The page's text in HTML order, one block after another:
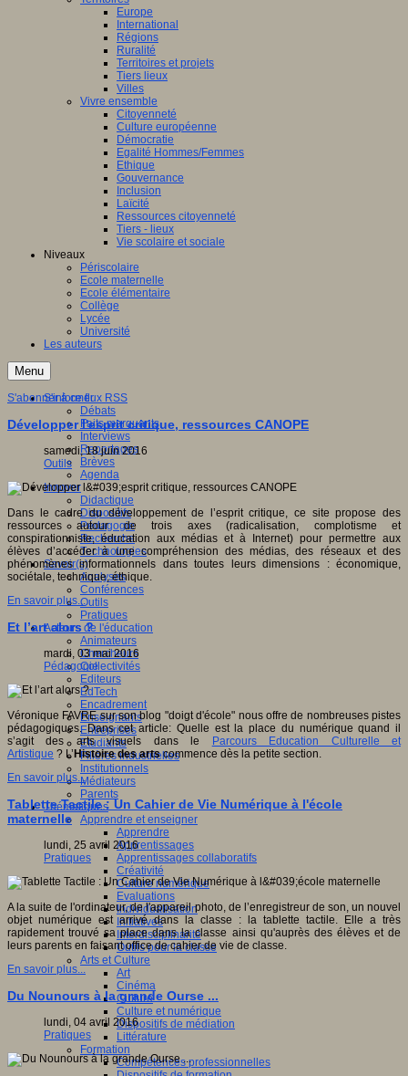
Europe
International
Régions
Ruralité
Territoires et projets
Tiers lieux
Villes
Vivre ensemble
Citoyenneté
Culture européenne
Démocratie
Egalité Hommes/Femmes
Ethique
Gouvernance
Inclusion
Laïcité
Ressources citoyenneté
Tiers - lieux
Vie scolaire et sociale
Niveaux
Périscolaire
Ecole maternelle
Ecole élémentaire
Collège
Lycée
Université
Les auteurs
Menu
S'informer
Débats
Faits marquants
Interviews
Reportages
Brèves
Agenda
Innover
Didactique
Dispositifs
Pédagogie
Recherche
Technologies
Savoir(s)
Analyses
Conférences
Outils
Pratiques
Acteurs de l'éducation
Animateurs
Chercheurs
Collectivités
Editeurs
EdTech
Encadrement
Enseignants
Entreprises
Etudiants
Filières industrielles
Institutionnels
Médiateurs
Parents
Thématiques
Apprendre et enseigner
Apprendre
Apprentissages
Apprentissages collaboratifs
Créativité
Culture numérique
Evaluations
Individualisation
Initiatives
Interdisciplinarité
Outils pour la classe
Arts et Culture
Art
Cinéma
Culture
Culture et numérique
Dispositifs de médiation
Littérature
Formation
Compétences professionnelles
S'abonner à ce flux RSS
Développer l'esprit critique, ressources CANOPE
samedi, 18 juin 2016
Outils
Dans le cadre du développement de l’esprit critique, ce site propose des
ressources autour de trois axes (radicalisation, complotisme et
conspirationniste, éducation aux médias et à Internet) pour permettre aux
élèves d’accéder à une compréhension des médias, des réseaux et des
phénomènes informationnels dans toutes leurs dimensions : économique,
sociétale, technique, éthique.
En savoir plus...
Et l’art alors ?
mardi, 03 mai 2016
Pédagogie
Véronique FAVRE sur son blog "doigt d'école" nous offre de nombreuses pistes
pédagogiques. Dans cet article: Quelle est la place du numérique quand il
s’agit des arts visuels dans le
Parcours Education Culturelle et
Artistique ? L’ Histoire des artscommence dès la petite section.
En savoir plus...
Tablette Tactile : Un Cahier de Vie Numérique à l'école
maternelle
lundi, 25 avril 2016
Pratiques
A la suite de l'ordinateur, de l'appareil photo, de l’enregistreur de son, un nouvel
objet numérique est arrivé dans la classe : la tablette tactile. Elle a très
rapidement trouvé sa place dans la classe ainsi qu'auprès des élèves et de
leurs parents en faisant office de cahier de vie de classe.
En savoir plus...
Du Nounours à la grande Ourse ...
lundi, 04 avril 2016
Pratiques